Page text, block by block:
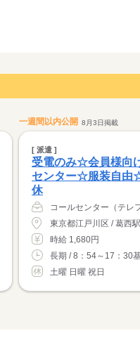
一週間以内公開 8月3日掲載
[ 派遣 ]
受電のみ☆会員様向
センター☆服装自由
休
時給 1,680円
長期 / 8：54～17：30
土曜 日曜 祝日